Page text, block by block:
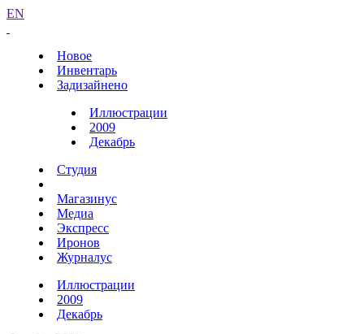
EN
Новое
Инвентарь
Задизайнено
Иллюстрации
2009
Декабрь
Студия
Магазинус
Медиа
Экспресс
Иронов
Журналус
Иллюстрации
2009
Декабрь